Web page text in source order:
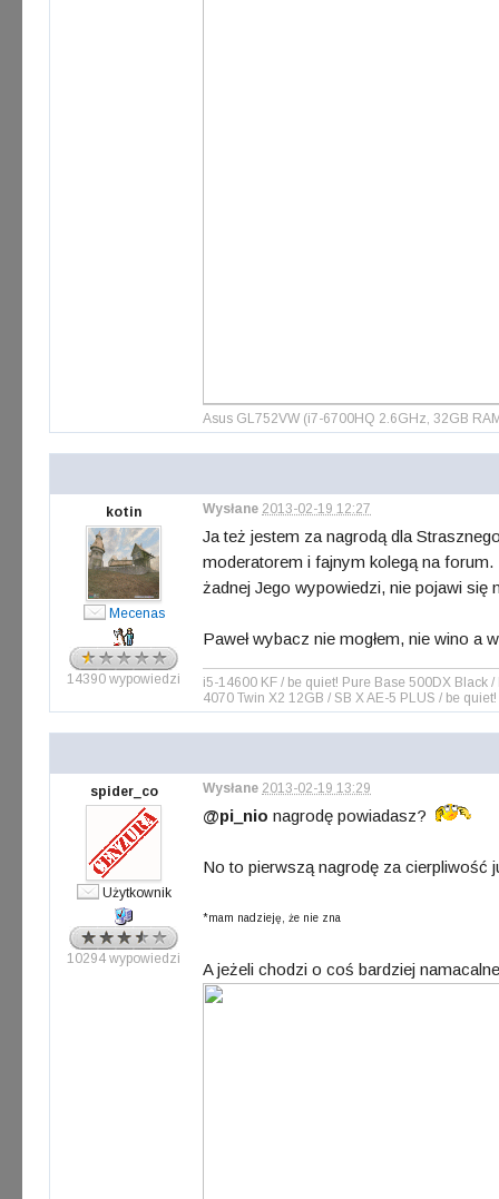
Asus GL752VW (i7-6700HQ 2.6GHz, 32GB
kotin
Mecenas
14390 wypowiedzi
Wysłane 2013-02-19 12:27
Ja też jestem za nagrodą dla
moderatorem i fajnym kolegą na
żadnej Jego wypowiedzi, nie pojawi
Paweł wybacz nie mogłem, nie wino
i5-14600 KF / be quiet! Pure Base 500DX Black
4070 Twin X2 12GB / SB X AE-5 PLUS / be
spider_co
Użytkownik
10294 wypowiedzi
Wysłane 2013-02-19 13:29
@pi_nio nagrodę powiadasz?
No to pierwszą nagrodę za cierpliwość
*mam nadzieję, że nie zna
A jeżeli chodzi o coś bardziej